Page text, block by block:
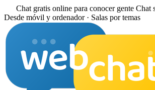
Chat gratis online para conocer gente Chat
Desde móvil y ordenador · Salas por temas